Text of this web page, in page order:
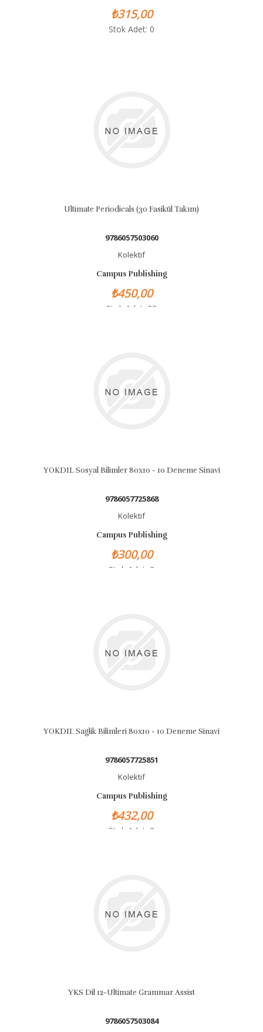
₺315,00
Stok Adet: 0
Ultimate Periodicals (30 Fasikül Takım)
9786057503060
Kolektif
Campus Publishing
₺450,00
Stok Adet: 33
YOKDIL Sosyal Bilimler 80x10 - 10 Deneme Sinavi
9786057725868
Kolektif
Campus Publishing
₺300,00
Stok Adet: 2
YOKDIL Saglik Bilimleri 80x10 - 10 Deneme Sinavi
9786057725851
Kolektif
Campus Publishing
₺432,00
Stok Adet: 2
YKS Dil 12-Ultimate Grammar Assist
9786057503084